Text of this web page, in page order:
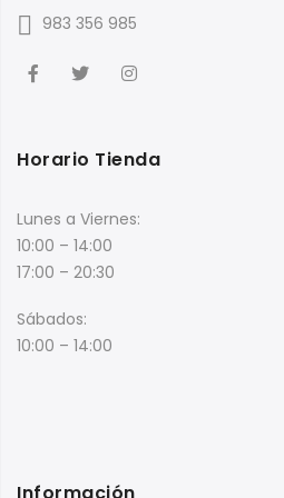
983 356 985
Horario Tienda
Lunes a Viernes:
10:00 – 14:00
17:00 – 20:30
Sábados:
10:00 – 14:00